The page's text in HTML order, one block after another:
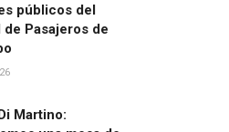
públicos del
de Pasajeros de
Martino: